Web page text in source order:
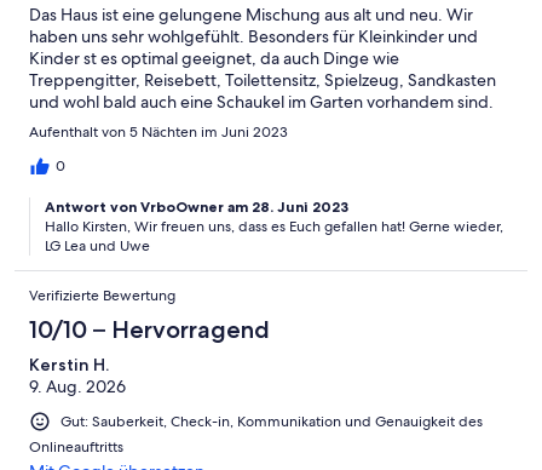
Das Haus ist eine gelungene Mischung aus alt und neu. Wir
haben uns sehr wohlgefühlt. Besonders für Kleinkinder und
Kinder st es optimal geeignet, da auch Dinge wie
Treppengitter, Reisebett, Toilettensitz, Spielzeug, Sandkasten
und wohl bald auch eine Schaukel im Garten vorhandem sind.
Auch die Küchenausstattung ist umfangreicher als nur
Fahrrad zu erkunden. Man wohnt in Nachbarschaft mit
andere frische Frühstücksei gesorgt haben. Für uns als Familie
mit 2 kleinen Kindern war es ein sehr erholsamer Urlaub. Auch
die Buchung und die Betreuung vor Ort waren ohne Probleme.
Auf jeden Fall empfehlenswert.
Aufenthalt von 5 Nächten im Juni 2023
0
Antwort von VrboOwner am 28. Juni 2023
Hallo Kirsten, Wir freuen uns, dass es Euch gefallen hat! Gerne wieder,
LG Lea und Uwe
Verifizierte Bewertung
10/10 – Hervorragend
Kerstin H.
9. Aug. 2026
Gut: Sauberkeit, Check-in, Kommunikation und Genauigkeit des
Onlineauftritts